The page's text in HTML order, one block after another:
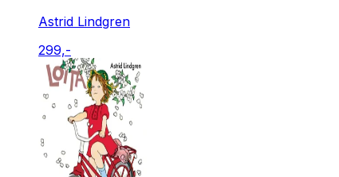
Astrid Lindgren
299,-